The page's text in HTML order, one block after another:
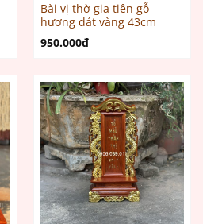
Bài vị thờ gia tiên gỗ
hương dát vàng 43cm
950.000₫